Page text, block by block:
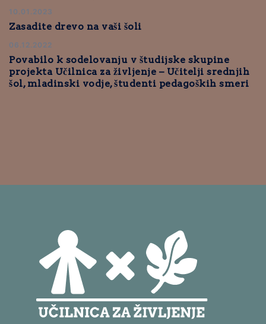
10.01.2023
Zasadite drevo na vaši šoli
06.12.2022
Povabilo k sodelovanju v študijske skupine
projekta Učilnica za življenje – Učitelji srednjih
šol, mladinski vodje, študenti pedagoških smeri